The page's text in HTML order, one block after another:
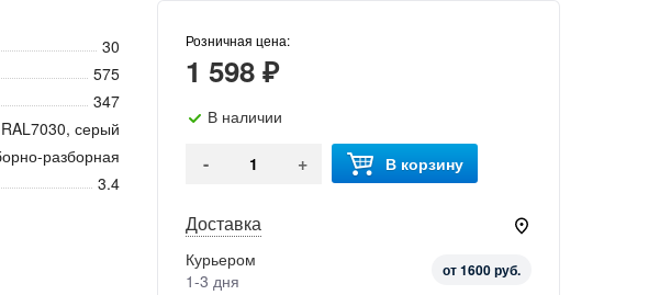
30
575
347
RAL7030, серый
разборная
3.4
Розничная цена:
1 598 ₽
В наличии
- + В корзину
Доставка
Курьером
1-3 дня
от 1600 руб.